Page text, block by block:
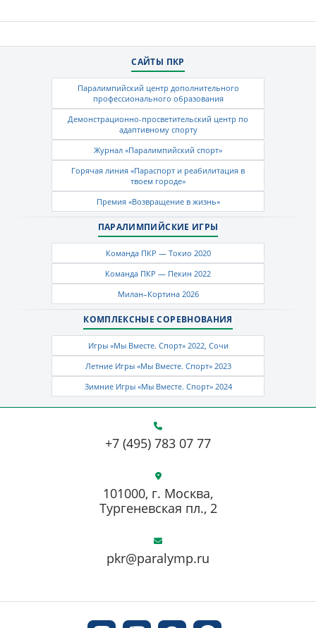
САЙТЫ ПКР
Паралимпийский центр дополнительного
профессионального образования
Демонстрационно-просветительский центр по
адаптивному спорту
Журнал «Паралимпийский спорт»
Горячая линия «Параспорт и реабилитация в
твоем городе»
Премия «Возвращение в жизнь»
ПАРАЛИМПИЙСКИЕ ИГРЫ
Команда ПКР — Токио 2020
Команда ПКР — Пекин 2022
Милан–Кортина 2026
КОМПЛЕКСНЫЕ СОРЕВНОВАНИЯ
Игры «Мы Вместе. Спорт» 2022, Сочи
Летние Игры «Мы Вместе. Спорт» 2023
Зимние Игры «Мы Вместе. Спорт» 2024
+7 (495) 783 07 77
pkr@paralymp.ru
101000, г. Москва,
Тургеневская пл., 2